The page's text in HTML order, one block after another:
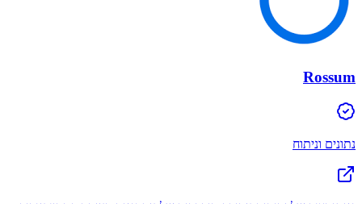
Rossum
נתונים וניתוח